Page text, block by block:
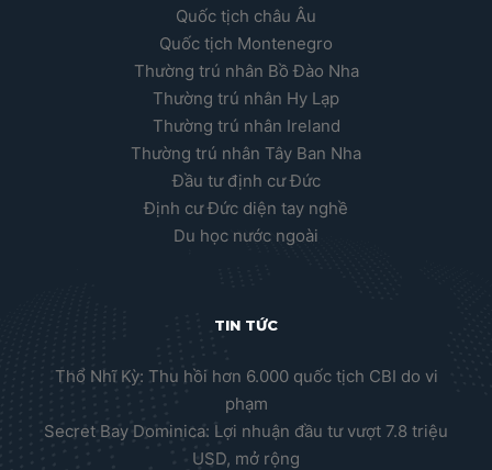
Quốc tịch châu Âu
Quốc tịch Montenegro
Thường trú nhân Bồ Đào Nha
Thường trú nhân Hy Lạp
Thường trú nhân Ireland
Thường trú nhân Tây Ban Nha
Đầu tư định cư Đức
Định cư Đức diện tay nghề
Du học nước ngoài
TIN TỨC
Thổ Nhĩ Kỳ: Thu hồi hơn 6.000 quốc tịch CBI do vi
phạm
Secret Bay Dominica: Lợi nhuận đầu tư vượt 7.8 triệu
USD, mở rộng